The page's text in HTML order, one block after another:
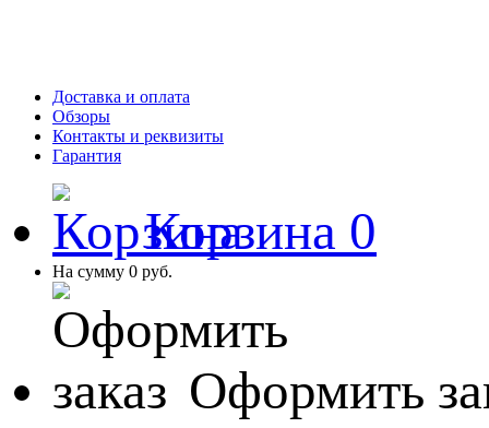
Доставка и оплата
Обзоры
Контакты и реквизиты
Гарантия
Корзина 0
На сумму 0 руб.
Оформить